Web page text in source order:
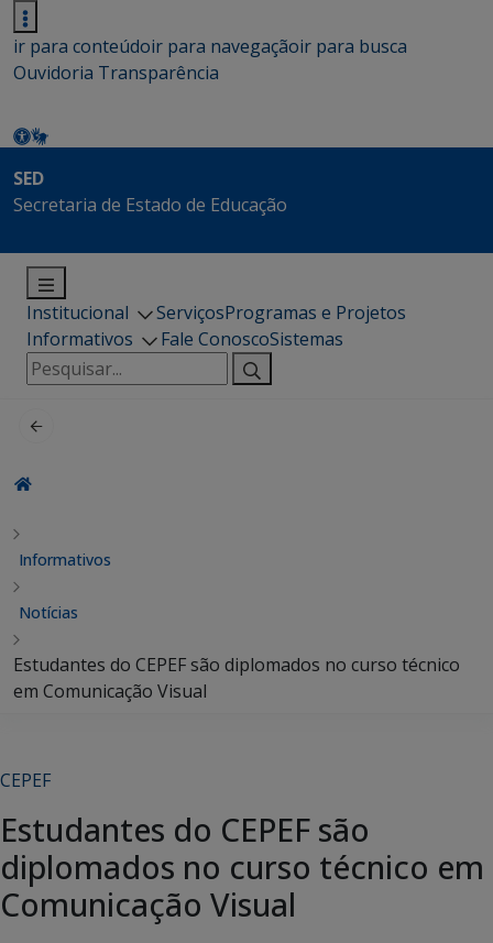
ir para conteúdoir para navegaçãoir para busca
Ouvidoria Transparência
SED
Secretaria de Estado de Educação
Institucional ServiçosProgramas e Projetos
Informativos
Fale ConoscoSistemas
Pesquisar
por:
Informativos
Notícias
Estudantes do CEPEF são diplomados no curso técnico
em Comunicação Visual
CEPEF
Estudantes do CEPEF são
diplomados no curso técnico em
Comunicação Visual